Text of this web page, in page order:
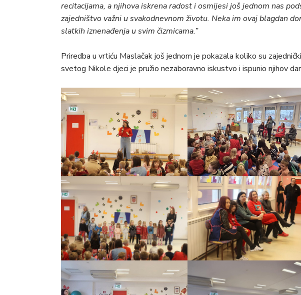
recitacijama, a njihova iskrena radost i osmijesi još jednom nas
zajedništvo važni u svakodnevnom životu. Neka im ovaj blagdan
slatkih iznenađenja u svim čizmicama.”
Priredba u vrtiću Maslačak još jednom je pokazala koliko su
svetog Nikole djeci je pružio nezaboravno iskustvo i ispunio njihov